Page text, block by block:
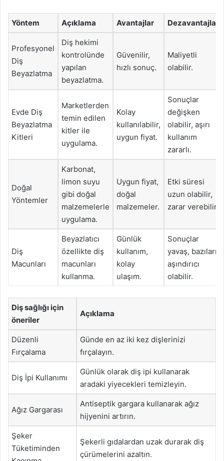
Yöntem Açıklama Avantajlar Dezavantajlar
Profesyonel
Diş
Beyazlatma
Diş hekimi
kontrolünde
yapılan
beyazlatma.
Güvenilir,
hızlı sonuç.
Maliyetli
olabilir.
Evde Diş
Beyazlatma
Kitleri
Marketlerden
temin edilen
kitler ile
uygulama.
Kolay
kullanılabilir,
uygun fiyat.
Sonuçlar
değişken
olabilir, aşırı
kullanım
zararlı.
Doğal
Yöntemler
Karbonat,
limon suyu
gibi doğal
malzemelerle
uygulama.
Uygun fiyat,
doğal
malzemeler.
Etki süresi
uzun olabilir,
zarar verebilir.
Diş
Macunları
Beyazlatıcı
özellikte diş
macunları
kullanma.
Günlük
kullanım,
kolay
ulaşım.
Sonuçlar
yavaş, bazıları
aşındırıcı
olabilir.
Diş sağlığı için
öneriler
Açıklama
Düzenli
Fırçalama
Günde en az iki kez dişlerinizi
fırçalayın.
Diş İpi Kullanımı
Günlük olarak diş ipi kullanarak
aradaki yiyecekleri temizleyin.
Ağız Gargarası
Antiseptik gargara kullanarak ağız
hijyenini artırın.
Şeker
Tüketiminden
Şekerli gıdalardan uzak durarak diş
çürümelerini azaltın.